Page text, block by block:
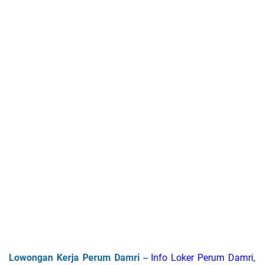
Lowongan Kerja Perum Damri-- Info Loker Perum Damri,